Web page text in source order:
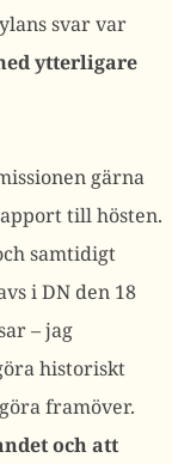
svar var
ytterligare
gärna
till hösten.
samtidigt
i DN den 18
– jag
historiskt
framöver.
och att